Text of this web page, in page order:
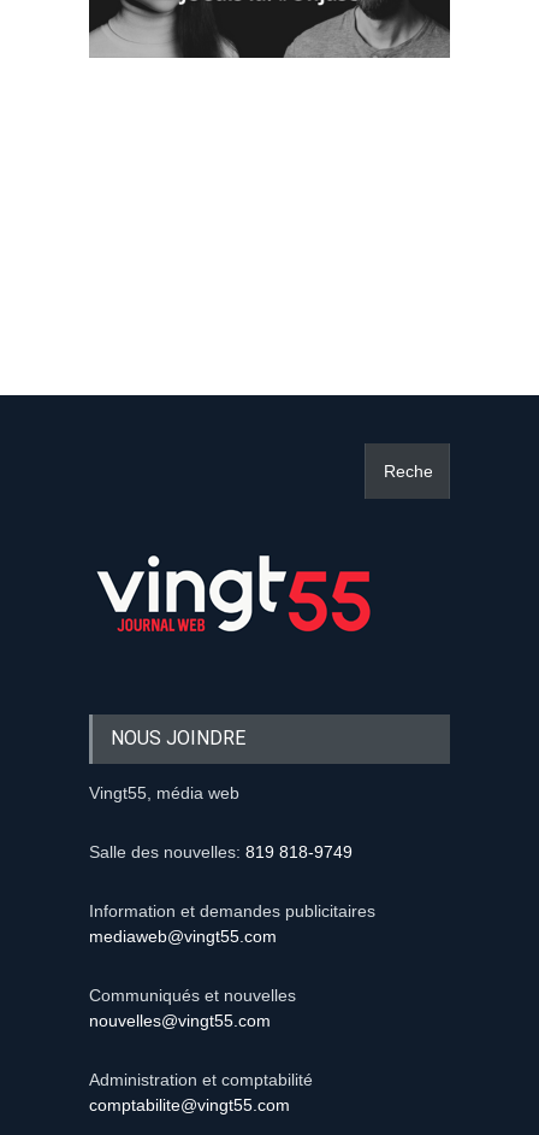
NOUS JOINDRE
Vingt55, média web
Salle des nouvelles: 819 818-9749
Information et demandes publicitaires
mediaweb@vingt55.com
Communiqués et nouvelles
nouvelles@vingt55.com
Administration et comptabilité
comptabilite@vingt55.com